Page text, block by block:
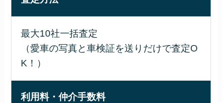
最大10社一括査定
（愛車の写真と車検証を送りだけで査定O
K！）
利用料・仲介手数料